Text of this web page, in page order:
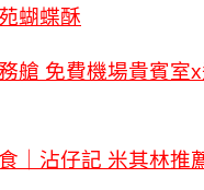
蝴蝶酥
艙 免費機場貴賓室
｜沾仔記 米其林推